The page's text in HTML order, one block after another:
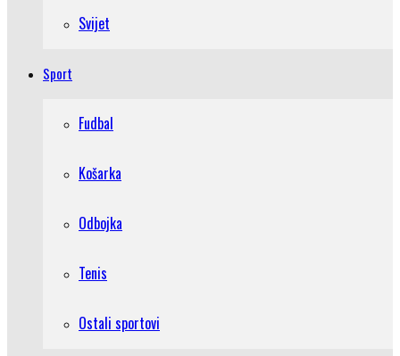
Svijet
Sport
Fudbal
Košarka
Odbojka
Tenis
Ostali sportovi